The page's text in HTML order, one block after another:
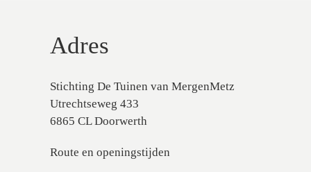
Adres
Stichting De Tuinen van MergenMetz
Utrechtseweg 433
6865 CL Doorwerth
Route en openingstijden